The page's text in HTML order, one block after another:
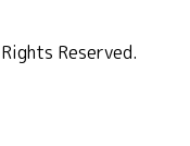
Reserved.